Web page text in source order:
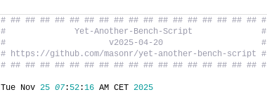
# ## ## ## ## ## ## ## ## ## ## ## ## ## ## ## ## ## #
#              Yet-Another-Bench-Script              #
#                     v2025-04-20                    #
# https://github.com/masonr/yet-another-bench-script #
# ## ## ## ## ## ## ## ## ## ## ## ## ## ## ## ## ## #
Tue Nov 25 07: 52:16 AM CET 2025